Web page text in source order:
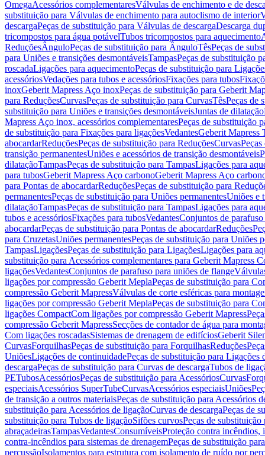
OmegaAcessórios complementaresVálvulas de enchimento e de
substituição para Válvulas de enchimento para autoclismo de interior
descargaPeças de substituição para Válvulas de descargaDescarga
tricompostos para água potávelTubos tricompostos para aquecimento
ReduçõesÂnguloPeças de substituição para ÂnguloTêsPeças de
para Uniões e transições desmontáveisTampasPeças de substituição
roscadaLigações para aquecimentoPeças de substituição para
acessóriosVedações para tubos e acessóriosFixações para tubos
inoxGeberit Mapress Aço inoxPeças de substituição para Geberit
para ReduçõesCurvasPeças de substituição para CurvasTêsPeças de
substituição para Uniões e transições desmontáveisJuntas de dilatação
Mapress Aço inox, acessórios complementaresPeças de substituição
de substituição para Fixações para ligaçõesVedantesGeberit Mapress
abocardarReduçõesPeças de substituição para ReduçõesCurvas
transição permanentesUniões e acessórios de transição desmontáveis
dilataçãoTampasPeças de substituição para TampasLigações para
para tubosGeberit Mapress Aço carbonoGeberit Mapress Aço
para Pontas de abocardarReduçõesPeças de substituição para
permanentesPeças de substituição para Uniões permanentesUniões e
dilataçãoTampasPeças de substituição para TampasLigações para
tubos e acessóriosFixações para tubosVedantesConjuntos de
abocardarPeças de substituição para Pontas de abocardarReduções
para CruzetasUniões permanentesPeças de substituição para Uniões
TampasLigaçõesPeças de substituição para LigaçõesLigações para
substituição para Acessórios complementares para Geberit Mapress
ligaçõesVedantesConjuntos de parafuso para uniões de flange
ligações por compressão Geberit MeplaPeças de substituição para
compressão Geberit MapressVálvulas de corte esféricas para
ligações por compressão Geberit MeplaPeças de substituição para
ligações CompactCom ligações por compressão Geberit Mapress
compressão Geberit MapressSecções de contador de água para
Com ligações roscadasSistemas de drenagem de edifíciosGeberit
CurvasForquilhasPeças de substituição para ForquilhasReduções
UniõesLigações de continuidadePeças de substituição para Ligações
descargaPeças de substituição para Curvas de descargaTubos de
PETubosAcessóriosPeças de substituição para AcessóriosCurvas
especiaisAcessórios SuperTubeCurvasAcessórios especiaisUniões
de transição a outros materiaisPeças de substituição para Acessórios
substituição para Acessórios de ligaçãoCurvas de descargaPeças de
substituição para Tubos de ligaçãoSifões curvosPeças de
abraçadeirasTampasVedantesConsumíveisProteção contra incêndios,
contra-incêndios para sistemas de drenagemPeças de substituição
percussãoIsolamentos para estrutura com isolamento de ruído por